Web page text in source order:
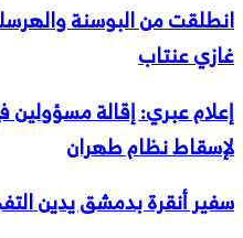
انطلقت من البوسنة
غازي عنتاب
إعلام عبري: إقالة
لإسقاط نظام طهران
سفير أنقرة بدمشق يدين